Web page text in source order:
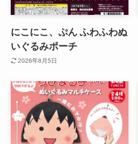
にこにこ、ぷん ふわふわぬ
いぐるみポーチ
2026年8月5日